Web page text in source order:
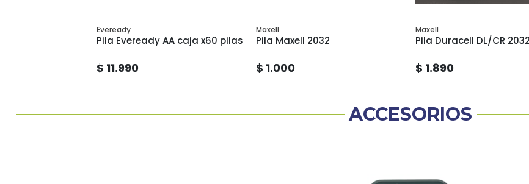
Eveready
Pila Eveready AA caja x60 pilas
$ 11.990
Maxell
Pila Maxell 2032
$ 1.000
Maxell
Pila Duracell DL/CR
$ 1.890
ACCESORIOS